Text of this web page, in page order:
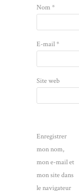
Nom*
E-mail*
Site web
Enregistrer
mon nom,
mon e-mail et
mon site dans
le navigateur